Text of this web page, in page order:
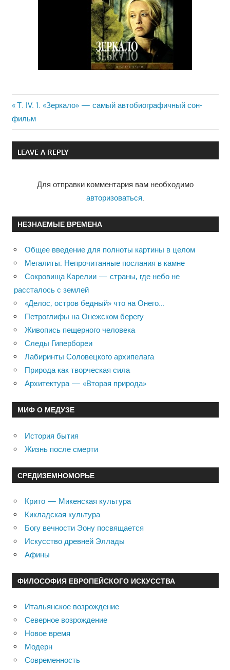
Навигация
по
записям
Previous
Post:
Т. IV. 1. «Зеркало» — самый автобиографичный сон-
фильм
LEAVE A REPLY
Для отправки комментария вам необходимо
авторизоваться.
НЕЗНАЕМЫЕ ВРЕМЕНА
Общее введение для полноты картины в целом
Мегалиты: Непрочитанные послания в камне
Сокровища Карелии — страны, где небо не
рассталось с землей
«Делос, остров бедный» что на Онего…
Петроглифы на Онежском берегу
Живопись пещерного человека
Следы Гипербореи
Лабиринты Соловецкого архипелага
Природа как творческая сила
Архитектура — «Вторая природа»
МИФ О МЕДУЗЕ
История бытия
Жизнь после смерти
СРЕДИЗЕМНОМОРЬЕ
Крито — Микенская культура
Кикладская культура
Богу вечности Эону посвящается
Искусство древней Эллады
Афины
ФИЛОСОФИЯ ЕВРОПЕЙСКОГО ИСКУССТВА
Итальянское возрождение
Северное возрождение
Новое время
Модерн
Современность